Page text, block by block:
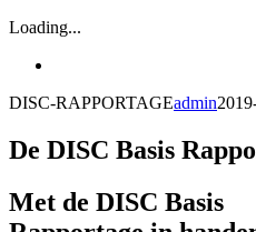
Loading...
DISC-RAPPORTAGEadmin
De DISC Basis
Met de DISC Basis